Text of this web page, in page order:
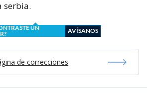
serbia.
UN
AVÍSANOS
de correcciones